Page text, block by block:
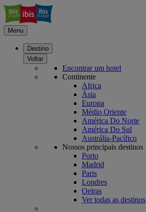
Menu
Destino
Voltar
Encontrar um hotel
Continente
Africa
Ásia
Europa
Médio Oriente
América Do Norte
América Do Sul
Austrália-Pacífico
Nossos principais destinos
Porto
Madrid
Paris
Londres
Oeiras
Ver todas as destinos